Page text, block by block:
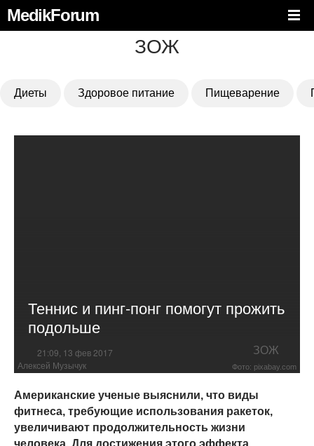
MedikForum
ЗОЖ
Диеты Здоровое питание Пищеварение
Теннис и пинг-понг помогут прожить
подольше
21:09, 13 фев 2017 ЗОЖ
Алексей Музычук Фото: pixabay.com
Американские ученые выяснили, что виды
фитнеса, требующие использования ракеток,
увеличивают продолжительность жизни
человека. Для достижения этого эффекта